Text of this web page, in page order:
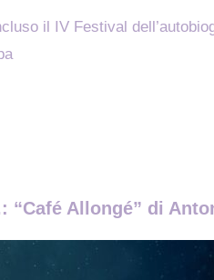
il IV Festival
“Café Allongé” di